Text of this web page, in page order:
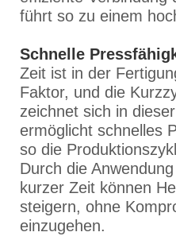
führt so zu einem
Schnelle
Zeit ist in der
Faktor, und die
zeichnet sich in
ermöglicht schnelles
so die
Durch die
kurzer Zeit können
steigern, ohne
einzugehen.